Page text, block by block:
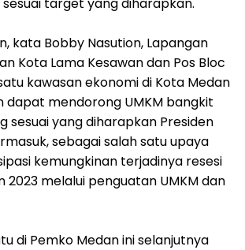
kata Bobby Nasution, Lapangan
Kota Lama Kesawan dan Pos Bloc
kawasan ekonomi di Kota Medan
dapat mendorong UMKM bangkit
sesuai yang diharapkan Presiden
sebagai salah satu upaya
kemungkinan terjadinya resesi
2023 melalui penguatan UMKM dan
di Pemko Medan ini selanjutnya